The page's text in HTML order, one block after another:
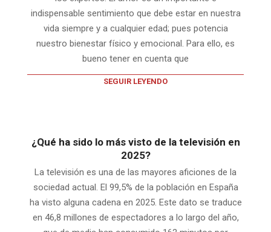
indispensable sentimiento que debe estar en nuestra
vida siempre y a cualquier edad; pues potencia
nuestro bienestar físico y emocional. Para ello, es
bueno tener en cuenta que
SEGUIR LEYENDO
¿Qué ha sido lo más visto de la televisión en
2025?
La televisión es una de las mayores aficiones de la
sociedad actual. El 99,5% de la población en España
ha visto alguna cadena en 2025. Este dato se traduce
en 46,8 millones de espectadores a lo largo del año,